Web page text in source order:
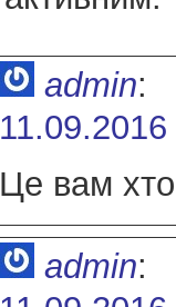
admin:
Це вам
admin: